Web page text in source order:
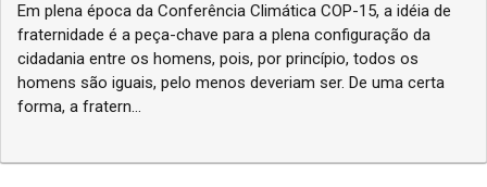
Em plena época da Conferência Climática COP-15, a idéia de
fraternidade é a peça-chave para a plena configuração da
cidadania entre os homens, pois, por princípio, todos os
homens são iguais, pelo menos deveriam ser. De uma certa
forma, a fratern...